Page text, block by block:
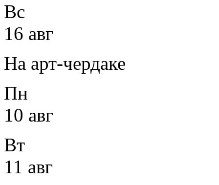
Вс
16 авг
На арт-чердаке
Пн
10 авг
Вт
11 авг